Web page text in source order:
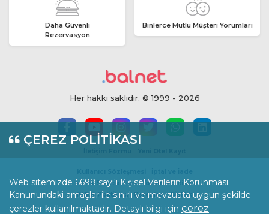
ÇEREZ POLİTİKASI
Web sitemizde 6698 sayılı Kişisel Verilerin Korunması
Kanunundaki amaçlar ile sınırlı ve mevzuata uygun şekilde
çerezler kullanılmaktadır. Detaylı bilgi için çerez
Daha Güvenli
Rezervasyon
Binlerce Mutlu Müşteri Yorumları
Her hakkı saklıdır. © 1999 - 2026
İçerik Standartları
Yorum Politikası
KVKK Politikası
Çerezler Gizlilik